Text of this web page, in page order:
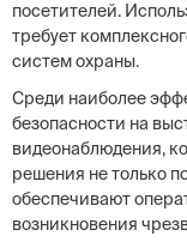
посетителей.
требует
систем охраны.
Среди наиболее
безопасности на
видеонаблюдения,
решения не только
обеспечивают
возникновения